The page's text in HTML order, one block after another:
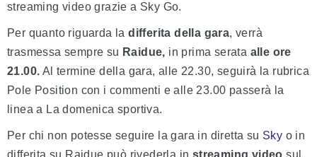
streaming video grazie a Sky Go.
Per quanto riguarda ladifferita della gara, verrà
trasmessa sempre su Raidue, in prima serata alle ore
21.00. Al termine della gara, alle 22.30, seguirà la rubrica
Pole Position con i commenti e alle 23.00 passerà la
linea a La domenica sportiva.
Per chi non potesse seguire la gara in diretta su Sky o in
differita su Raidue può rivederla in streaming video sul